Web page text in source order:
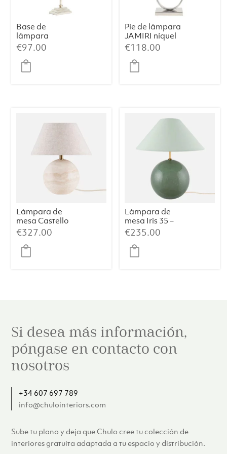
Base de
lámpara
12×7,5×45 cm
KOTA níquel
€97.00
Pie de lámpara
JAMIRI níquel
€118.00
Lámpara de
mesa Castello
24 – Travertino
€327.00
Lámpara de
mesa Iris 35 –
Verde
€235.00
Si desea más información,
póngase en contacto con
nosotros
+34 607 697 789
info@chulointeriors.com
Sube tu plano y deja que Chulo cree tu colección de
interiores gratuita adaptada a tu espacio y distribución.